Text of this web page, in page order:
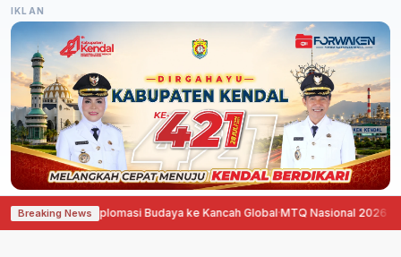
IKLAN
Breaking News
Dorong Diplomasi Budaya ke Kancah Global·MTQ Nasional 2026 di